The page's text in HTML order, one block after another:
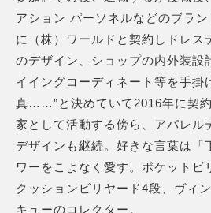
アション パーソネルなどのブラン
に（株）ワールドと契約しドレス
のデザイン、ショップの内外装設
イイングコーディネート等を手掛
真……”と決めていて2016年に契
家として活動する傍ら、アパレル
デザインも継続。好きな言葉は「
ワーをこよなく愛す。ポケットビ
クッションビリヤード4段、ヴィ
キューのコレクター。